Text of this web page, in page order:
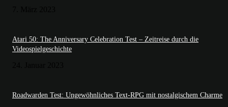
Atari 50: The Anniversary Celebration Test – Zeitreise durch die
Videospielgeschichte
Roadwarden Test: Ungewöhnliches Text-RPG mit nostalgischem Charme